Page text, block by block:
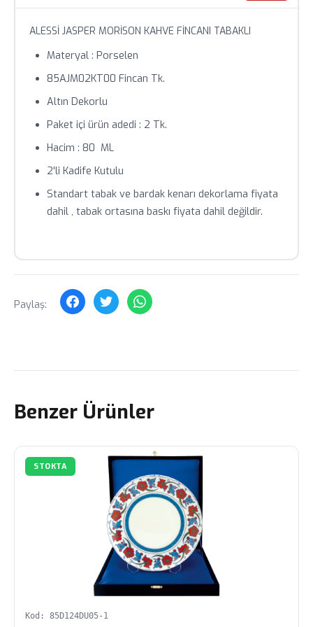
Toplu siparişlerde özel fiyat teklifi için bizimle iletişime
ALESSİ JASPER MORİSON KAHVE FİNCANI TABAKLI
Materyal : Porselen
85AJM02KT00 Fincan Tk.
Altın Dekorlu
Paket içi ürün adedi : 2 Tk.
Hacim : 80 ML
2'li Kadife Kutulu
Standart tabak ve bardak kenarı dekorlama fiyata
dahil , tabak ortasına baskı fiyata dahil değildir.
Paylaş:
Benzer Ürünler
STOKTA
Kod: 85D124DU05-1